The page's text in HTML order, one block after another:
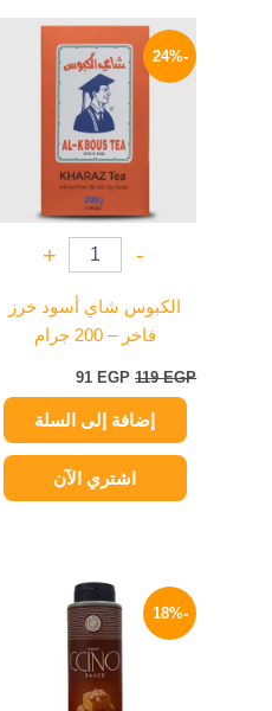
-24%
-
+
الكبوس شاي أسود خرز
فاخر – 200 جرام
119EGP
السعر
الأصلي
هو:
119 EGP.
91 EGP
السعر
الحالي
هو:
إضافة إلى السلة
اشتري الآن
-18%
السعر
الأصلي
هو:
400 EGP.
الحالي
هو: